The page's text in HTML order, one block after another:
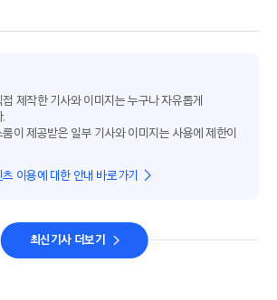
제작한 기사와 이미지는 누구나 자유롭게
이 제공받은 일부 기사와 이미지는 사용에 제한이
이용에 대한 안내 바로가기
최신기사 더보기